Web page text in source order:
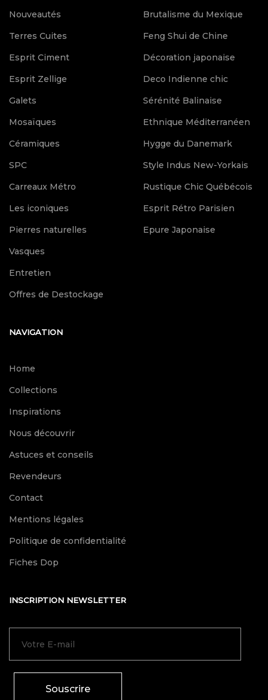
Nouveautés
Terres Cuites
Esprit Ciment
Esprit Zellige
Galets
Mosaïques
Céramiques
SPC
Carreaux Métro
Les iconiques
Pierres naturelles
Vasques
Entretien
Offres de Destockage
Brutalisme du Mexique
Feng Shui de Chine
Décoration japonaise
Deco Indienne chic
Sérénité Balinaise
Ethnique Méditerranéen
Hygge du Danemark
Style Indus New-Yorkais
Rustique Chic Québécois
Esprit Rétro Parisien
Epure Japonaise
NAVIGATION
Home
Collections
Inspirations
Nous découvrir
Astuces et conseils
Revendeurs
Contact
Mentions légales
Politique de confidentialité
Fiches Dop
INSCRIPTION NEWSLETTER
Souscrire